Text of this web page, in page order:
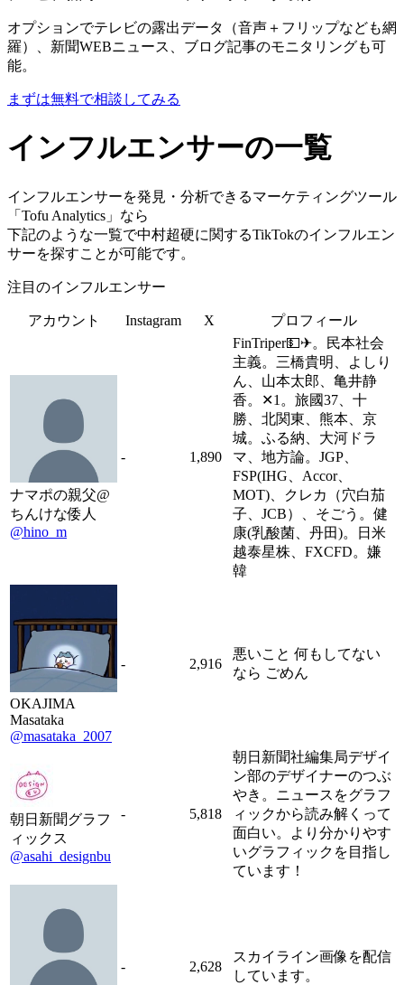
オプションでテレビの露出データ（音声＋フリップなども網
羅）、新聞WEBニュース、ブログ記事のモニタリングも可
能。
まずは無料で相談してみる
インフルエンサーの一覧
インフルエンサーを発見・分析できるマーケティングツール
「Tofu Analytics」なら
下記のような一覧で中村超硬に関するTikTokのインフルエン
サーを探すことが可能です。
注目のインフルエンサー
アカウント Instagram X プロフィール
ナマポの親父@
ちんけな倭人
@hino_m
- 1,890
FinTriper💵✈。民本社会
主義。三橋貴明、よしり
ん、山本太郎、亀井静
香。✕1。旅國37、十
勝、北関東、熊本、京
城。ふる納、大河ドラ
マ、地方論。JGP、
FSP(IHG、Accor、
MOT)、クレカ（穴白茄
子、JCB）、そごう。健
康(乳酸菌、丹田)。日米
越泰星株、FXCFD。嫌
韓
OKAJIMA
Masataka
@masataka_2007
- 2,916
悪いこと 何もしてない
なら ごめん
朝日新聞グラフ
ィックス
@asahi_designbu
- 5,818
朝日新聞社編集局デザイ
ン部のデザイナーのつぶ
やき。ニュースをグラフ
ィックから読み解くって
面白い。より分かりやす
いグラフィックを目指し
ています！
- 2,628
スカイライン画像を配信
しています。